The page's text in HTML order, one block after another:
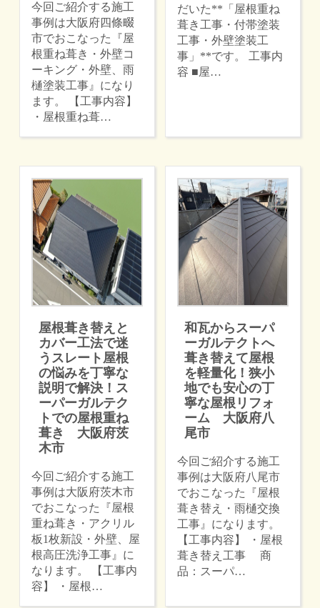
今回ご紹介する施工
事例は大阪府四條畷
市でおこなった『屋
根重ね葺き・外壁コ
ーキング・外壁、雨
樋塗装工事』になり
ます。 【工事内容】
・屋根重ね葺…
だいた**「屋根重ね
葺き工事・付帯塗装
工事・外壁塗装工
事」**です。 工事内
容 ■屋…
屋根葺き替えと
カバー工法で迷
うスレート屋根
の悩みを丁寧な
説明で解決！ス
ーパーガルテク
トでの屋根重ね
葺き 大阪府茨
木市
今回ご紹介する施工
事例は大阪府茨木市
でおこなった『屋根
重ね葺き・アクリル
板1枚新設・外壁、屋
根高圧洗浄工事』に
なります。 【工事内
容】 ・屋根…
和瓦からスーパ
ーガルテクトへ
葺き替えて屋根
を軽量化！狭小
地でも安心の丁
寧な屋根リフォ
ーム 大阪府八
尾市
今回ご紹介する施工
事例は大阪府八尾市
でおこなった『屋根
葺き替え・雨樋交換
工事』になります。
【工事内容】 ・屋根
葺き替え工事 商
品：スーパ…